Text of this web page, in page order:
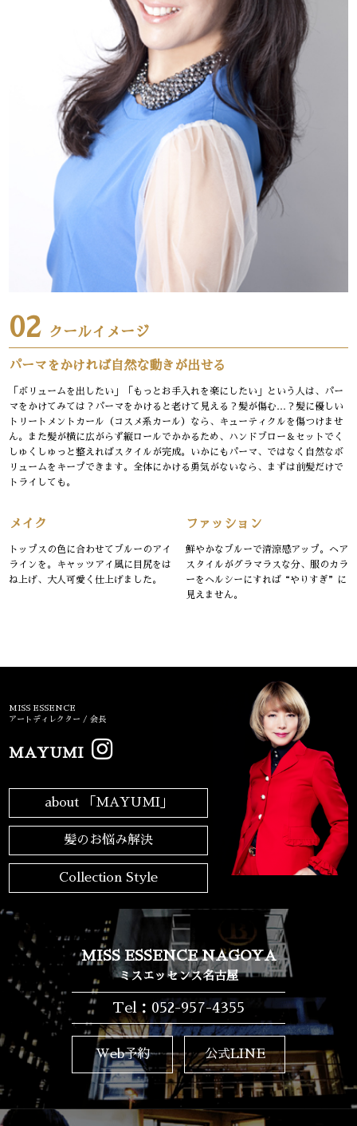
02 クールイメージ
パーマをかければ自然な動きが出せる
「ボリュームを出したい」「もっとお手入れを楽にしたい」という人は、パー
マをかけてみては？パーマをかけると老けて見える？髪が傷む…？髪に優しい
トリートメントカール（コスメ系カール）なら、キューティクルを傷つけませ
ん。また髪が横に広がらず縦ロールでかかるため、ハンドブロー＆セットでく
しゅくしゅっと整えればスタイルが完成。いかにもパーマ、ではなく自然なボ
リュームをキープできます。全体にかける勇気がないなら、まずは前髪だけで
トライしても。
ファッション
鮮やかなブルーで清涼感アップ。ヘア
スタイルがグラマラスな分、服のカラ
ーをヘルシーにすれば“やりすぎ”に
見えません。
メイク
トップスの色に合わせてブルーのアイ
ラインを。キャッツアイ風に目尻をは
ね上げ、大人可愛く仕上げました。
MISS ESSENCE
アートディレクター / 会長
MAYUMI
about 「MAYUMI」
髪のお悩み解決
Collection Style
MISS ESSENCE NAGOYA
ミスエッセンス名古屋
Tel：052-957-4355
Web予約 公式LINE